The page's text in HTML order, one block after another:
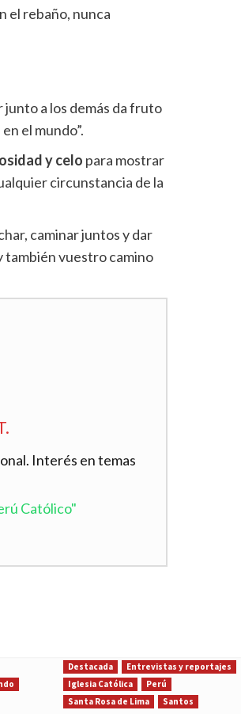
el rebaño, nunca
junto a los demás da fruto
el mundo”.
y celo para mostrar
circunstancia de la
caminar juntos y dar
también vuestro camino
Interés en temas
Católico"
Destacada
Entrevistas y reportajes
Iglesia Católica
Perú
Santa Rosa de Lima
Santos